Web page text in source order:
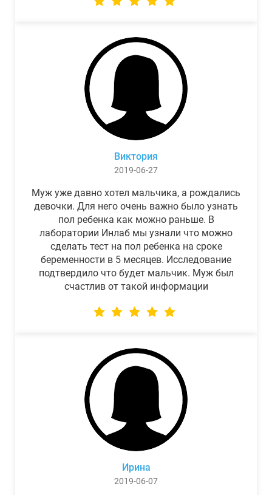
Виктория
2019-06-27
Муж уже давно хотел мальчика, а рождались
девочки. Для него очень важно было узнать
пол ребенка как можно раньше. В
лаборатории Инлаб мы узнали что можно
сделать тест на пол ребенка на сроке
беременности в 5 месяцев. Исследование
подтвердило что будет мальчик. Муж был
счастлив от такой информации
Ирина
2019-06-07